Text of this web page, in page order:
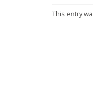
This entry